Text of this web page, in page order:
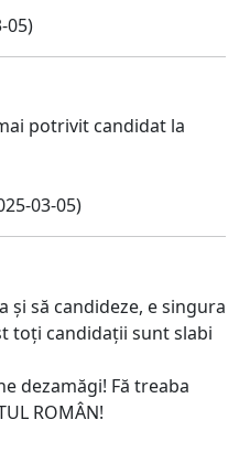
05)
potrivit candidat la
03-05)
și să candideze, e singura
toți candidații sunt slabi
dezamăgi! Fă treaba
ROMÂN!